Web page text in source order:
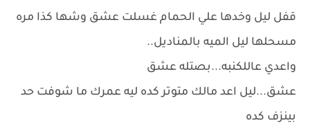
قفل ليل وخدها علي الحمام غسلت عشق وشها كذا مره
مسحلها ليل الميه بالمناديل..
واعدي عاللكنبه...بصتله عشق
عشق...ليل اعد مالك متوتر كده ليه عمرك ما شوفت حد
بينزف كده